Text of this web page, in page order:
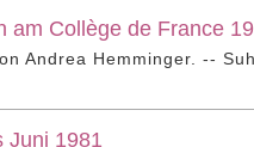
am Collège de France
Andrea Hemminger. --
Juni 1981